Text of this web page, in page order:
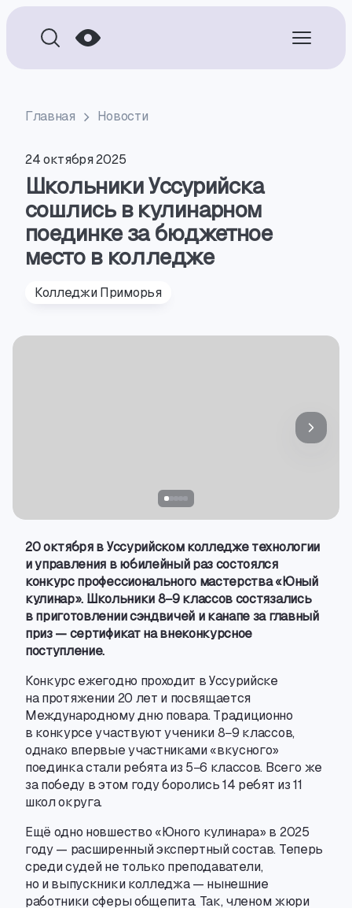
Главная Новости
24 октября 2025
Школьники Уссурийска
сошлись в кулинарном
поединке за бюджетное
место в колледже
Колледжи Приморья
20 октября в Уссурийском колледже технологии
и управления в юбилейный раз состоялся
конкурс профессионального мастерства «Юный
кулинар». Школьники 8−9 классов состязались
в приготовлении сэндвичей и канапе за главный
приз — сертификат на внеконкурсное
поступление.
Конкурс ежегодно проходит в Уссурийске
на протяжении 20 лет и посвящается
Международному дню повара. Традиционно
в конкурсе участвуют ученики 8−9 классов,
однако впервые участниками «вкусного»
поединка стали ребята из 5−6 классов. Всего же
за победу в этом году боролись 14 ребят из 11
школ округа.
Ещё одно новшество «Юного кулинара» в 2025
году — расширенный экспертный состав. Теперь
среди судей не только преподаватели,
но и выпускники колледжа — нынешние
работники сферы общепита. Так, членом жюри